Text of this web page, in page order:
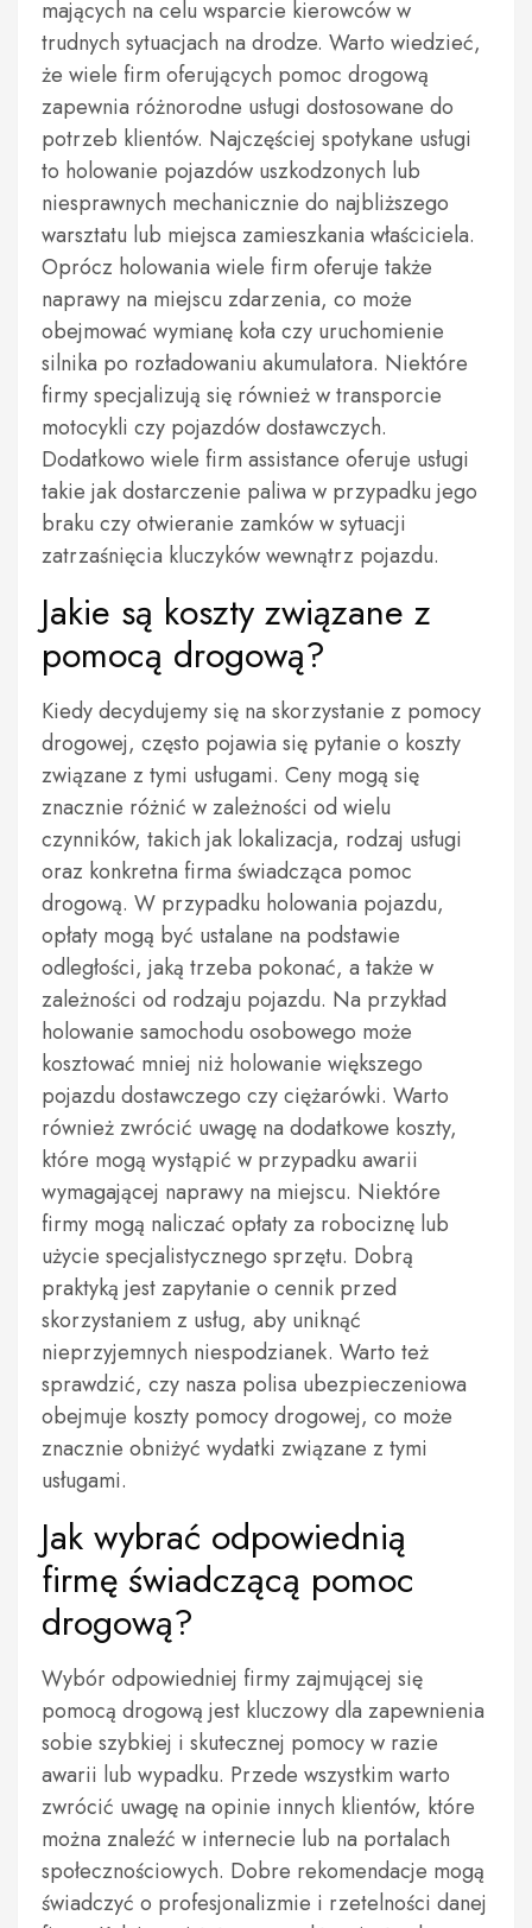
mających na celu wsparcie kierowców w
trudnych sytuacjach na drodze. Warto wiedzieć,
że wiele firm oferujących pomoc drogową
zapewnia różnorodne usługi dostosowane do
potrzeb klientów. Najczęściej spotykane usługi
to holowanie pojazdów uszkodzonych lub
niesprawnych mechanicznie do najbliższego
warsztatu lub miejsca zamieszkania właściciela.
Oprócz holowania wiele firm oferuje także
naprawy na miejscu zdarzenia, co może
obejmować wymianę koła czy uruchomienie
silnika po rozładowaniu akumulatora. Niektóre
firmy specjalizują się również w transporcie
motocykli czy pojazdów dostawczych.
Dodatkowo wiele firm assistance oferuje usługi
takie jak dostarczenie paliwa w przypadku jego
braku czy otwieranie zamków w sytuacji
zatrzaśnięcia kluczyków wewnątrz pojazdu.
Jakie są koszty związane z
pomocą drogową?
Kiedy decydujemy się na skorzystanie z pomocy
drogowej, często pojawia się pytanie o koszty
związane z tymi usługami. Ceny mogą się
znacznie różnić w zależności od wielu
czynników, takich jak lokalizacja, rodzaj usługi
oraz konkretna firma świadcząca pomoc
drogową. W przypadku holowania pojazdu,
opłaty mogą być ustalane na podstawie
odległości, jaką trzeba pokonać, a także w
zależności od rodzaju pojazdu. Na przykład
holowanie samochodu osobowego może
kosztować mniej niż holowanie większego
pojazdu dostawczego czy ciężarówki. Warto
również zwrócić uwagę na dodatkowe koszty,
które mogą wystąpić w przypadku awarii
wymagającej naprawy na miejscu. Niektóre
firmy mogą naliczać opłaty za robociznę lub
użycie specjalistycznego sprzętu. Dobrą
praktyką jest zapytanie o cennik przed
skorzystaniem z usług, aby uniknąć
nieprzyjemnych niespodzianek. Warto też
sprawdzić, czy nasza polisa ubezpieczeniowa
obejmuje koszty pomocy drogowej, co może
znacznie obniżyć wydatki związane z tymi
usługami.
Jak wybrać odpowiednią
firmę świadczącą pomoc
drogową?
Wybór odpowiedniej firmy zajmującej się
pomocą drogową jest kluczowy dla zapewnienia
sobie szybkiej i skutecznej pomocy w razie
awarii lub wypadku. Przede wszystkim warto
zwrócić uwagę na opinie innych klientów, które
można znaleźć w internecie lub na portalach
społecznościowych. Dobre rekomendacje mogą
świadczyć o profesjonalizmie i rzetelności danej